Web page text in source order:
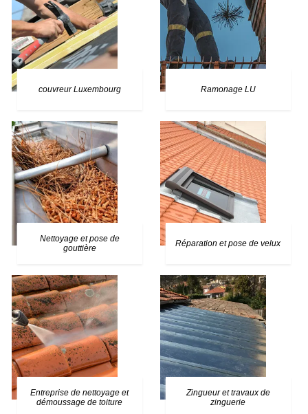
couvreur Luxembourg Ramonage LU
Nettoyage et pose de
gouttière
Réparation et pose de velux
Entreprise de nettoyage et
démoussage de toiture
Zingueur et travaux de
zinguerie